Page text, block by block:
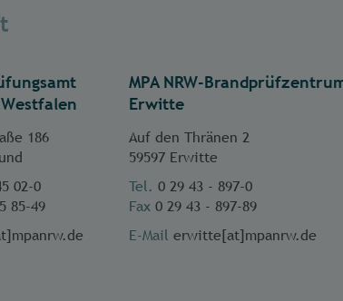
186
02-0
85-49
MPA NRW-
Erwitte
Auf den Thränen 2
59597 Erwitte
Tel.0 29 43 - 897-0
Fax0 29 43 - 897-89
E-Mailerwitte[at]mpanrw.de